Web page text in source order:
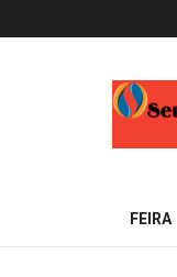
FEIRA